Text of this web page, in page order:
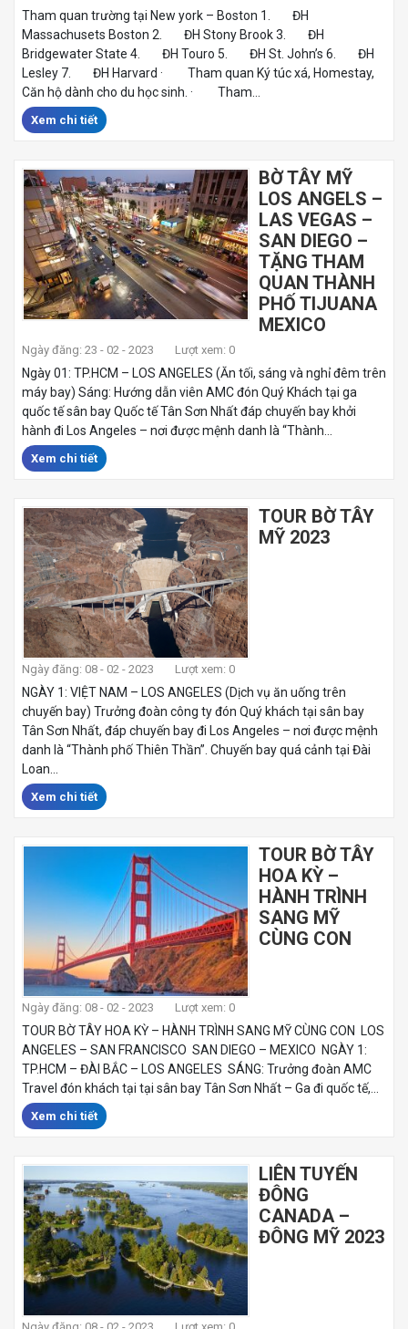
Tham quan trường tại New york – Boston 1. ĐH
Massachusets Boston 2. ĐH Stony Brook 3. ĐH
Bridgewater State 4. ĐH Touro 5. ĐH St. John’s 6. ĐH
Lesley 7. ĐH Harvard · Tham quan Ký túc xá, Homestay,
Căn hộ dành cho du học sinh. · Tham...
Xem chi tiết
BỜ TÂY MỸ
LOS ANGELS –
LAS VEGAS –
SAN DIEGO –
TẶNG THAM
QUAN THÀNH
PHỐ TIJUANA
MEXICO
Ngày đăng: 23 - 02 - 2023 Lượt xem: 0
Ngày 01: TP.HCM – LOS ANGELES (Ăn tối, sáng và nghỉ đêm trên
máy bay) Sáng: Hướng dẫn viên AMC đón Quý Khách tại ga
quốc tế sân bay Quốc tế Tân Sơn Nhất đáp chuyến bay khởi
hành đi Los Angeles – nơi được mệnh danh là “Thành...
Xem chi tiết
TOUR BỜ TÂY
MỸ 2023
Ngày đăng: 08 - 02 - 2023 Lượt xem: 0
NGÀY 1: VIỆT NAM – LOS ANGELES (Dịch vụ ăn uống trên
chuyến bay) Trưởng đoàn công ty đón Quý khách tại sân bay
Tân Sơn Nhất, đáp chuyến bay đi Los Angeles – nơi được mệnh
danh là “Thành phố Thiên Thần”. Chuyến bay quá cảnh tại Đài
Loan...
Xem chi tiết
TOUR BỜ TÂY
HOA KỲ –
HÀNH TRÌNH
SANG MỸ
CÙNG CON
Ngày đăng: 08 - 02 - 2023 Lượt xem: 0
TOUR BỜ TÂY HOA KỲ – HÀNH TRÌNH SANG MỸ CÙNG CON LOS
ANGELES – SAN FRANCISCO SAN DIEGO – MEXICO NGÀY 1:
TP.HCM – ĐÀI BẮC – LOS ANGELES SÁNG: Trưởng đoàn AMC
Travel đón khách tại tại sân bay Tân Sơn Nhất – Ga đi quốc tế,...
Xem chi tiết
LIÊN TUYẾN
ĐÔNG
CANADA –
ĐÔNG MỸ 2023